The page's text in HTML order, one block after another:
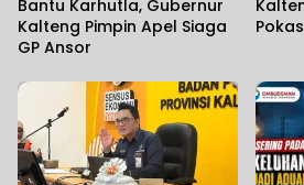
Bantu Karhutla, Gubernur
Kalteng Pimpin Apel Siaga
GP Ansor